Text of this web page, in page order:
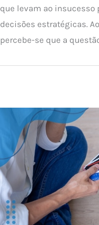
que levam ao insucesso
decisões estratégicas.
percebe-se que a